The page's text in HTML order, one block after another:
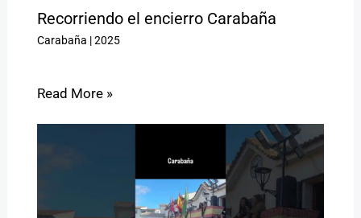
Recorriendo el encierro Carabaña
Carabaña |2025
Read More »